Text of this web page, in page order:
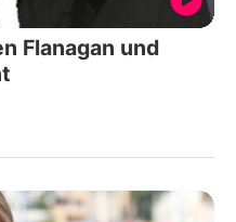
Flanagan und